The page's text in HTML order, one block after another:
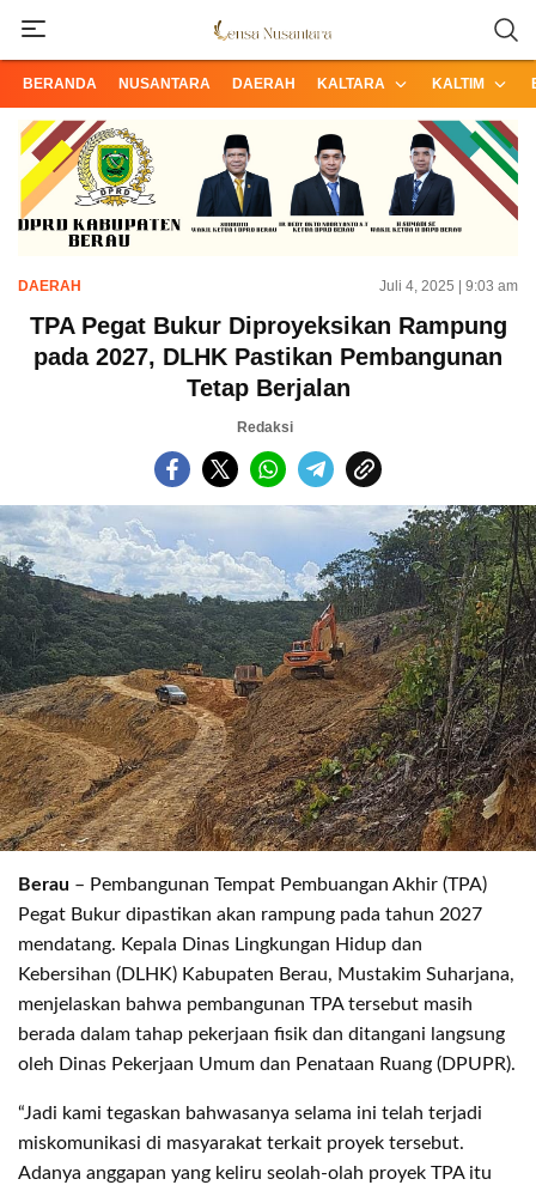
Lensa Nusantara
Informasi Terpercaya dari Nusantara
BERANDA NUSANTARA DAERAH KALTARA KALTIM
DAERAH Juli 4, 2025 | 9:03 am
TPA Pegat Bukur Diproyeksikan Rampung
pada 2027, DLHK Pastikan Pembangunan
Tetap Berjalan
Redaksi
Berau – Pembangunan Tempat Pembuangan Akhir (TPA)
Pegat Bukur dipastikan akan rampung pada tahun 2027
mendatang. Kepala Dinas Lingkungan Hidup dan
Kebersihan (DLHK) Kabupaten Berau, Mustakim Suharjana,
menjelaskan bahwa pembangunan TPA tersebut masih
berada dalam tahap pekerjaan fisik dan ditangani langsung
oleh Dinas Pekerjaan Umum dan Penataan Ruang (DPUPR).
“Jadi kami tegaskan bahwasanya selama ini telah terjadi
miskomunikasi di masyarakat terkait proyek tersebut.
Adanya anggapan yang keliru seolah-olah proyek TPA itu